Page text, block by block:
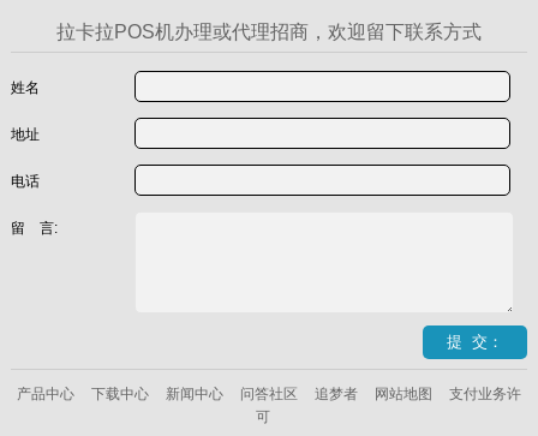
拉卡拉POS机办理或代理招商，欢迎留下联系方式
姓名
地址
电话
留 言:
产品中心 下载中心 新闻中心 问答社区 追梦者 网站地图
支付业务许
可